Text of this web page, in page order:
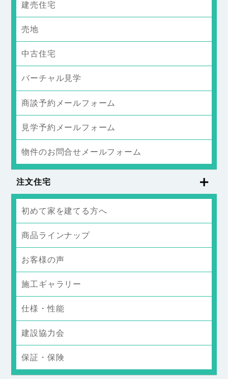
建売住宅
売地
中古住宅
バーチャル見学
商談予約メールフォーム
見学予約メールフォーム
物件のお問合せメールフォーム
注文住宅
初めて家を建てる方へ
商品ラインナップ
お客様の声
施工ギャラリー
仕様・性能
建設協力会
保証・保険